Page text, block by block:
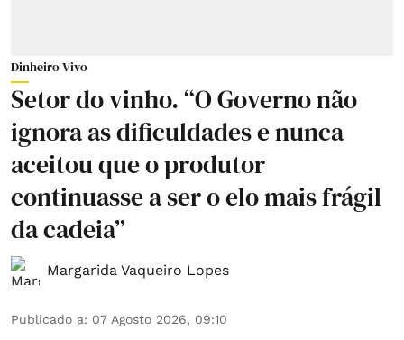
Dinheiro Vivo
Setor do vinho. “O Governo não
ignora as dificuldades e nunca
aceitou que o produtor
continuasse a ser o elo mais frágil
da cadeia”
Margarida Vaqueiro Lopes
Publicado a: 07 Agosto 2026, 09:10